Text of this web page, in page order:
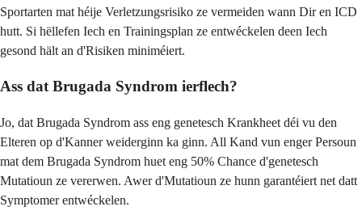
Sportarten mat héije Verletzungsrisiko ze vermeiden wann Dir en ICD
hutt. Si hëllefen Iech en Trainingsplan ze entwéckelen deen Iech
gesond hält an d'Risiken miniméiert.
Ass dat Brugada Syndrom ierflech?
Jo, dat Brugada Syndrom ass eng genetesch Krankheet déi vu den
Elteren op d'Kanner weiderginn ka ginn. All Kand vun enger Persoun
mat dem Brugada Syndrom huet eng 50% Chance d'genetesch
Mutatioun ze vererwen. Awer d'Mutatioun ze hunn garantéiert net datt
Symptomer entwéckelen.